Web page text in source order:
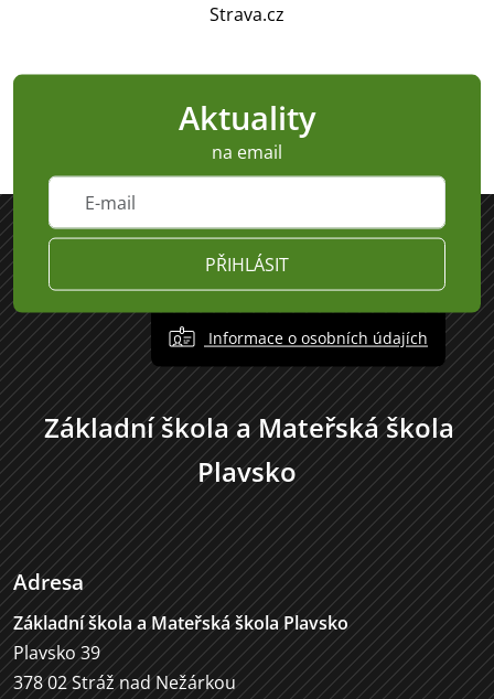
Strava.cz
Aktuality
na email
PŘIHLÁSIT
Informace o osobních údajích
Základní škola a Mateřská škola
Plavsko
Adresa
Základní škola a Mateřská škola Plavsko
Plavsko 39
378 02 Stráž nad Nežárkou